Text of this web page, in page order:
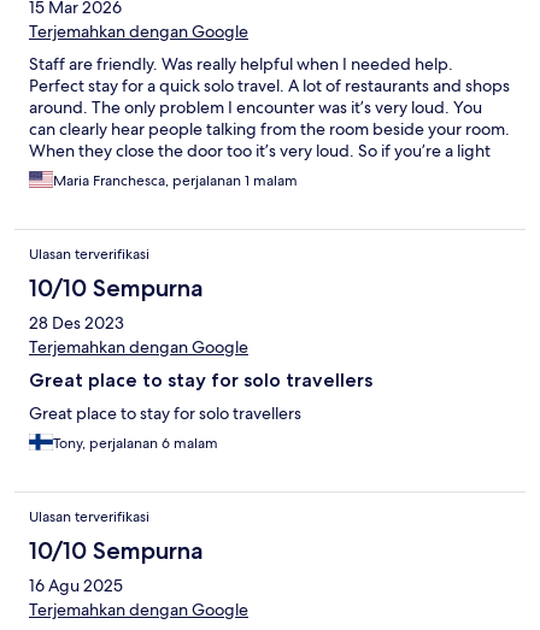
15 Mar 2026
Terjemahkan dengan Google
Staff are friendly. Was really helpful when I needed help.
Perfect stay for a quick solo travel. A lot of restaurants and shops
around. The only problem I encounter was it’s very loud. You
can clearly hear people talking from the room beside your room.
When they close the door too it’s very loud. So if you’re a light
sleeper you’ll have a problem with staying here. But all in all it
was a great stay.
Maria Franchesca, perjalanan 1 malam
Ulasan terverifikasi
10/10 Sempurna
28 Des 2023
Terjemahkan dengan Google
Great place to stay for solo travellers
Great place to stay for solo travellers
Tony, perjalanan 6 malam
Ulasan terverifikasi
10/10 Sempurna
16 Agu 2025
Terjemahkan dengan Google